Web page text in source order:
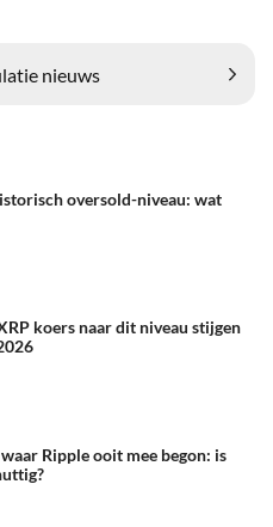
nieuws
oversold-niveau: wat
koers naar dit niveau stijgen
Ripple ooit mee begon: is